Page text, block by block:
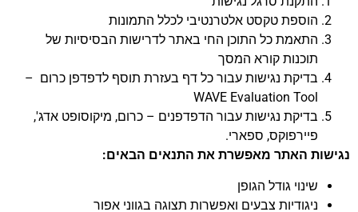
הוספת טקסט אלטרנטיבי לכלל התמונות
התאמת כל התוכן החי באתר לדרישות הבסיסיות של
תוכנות קורא המסך
בדיקת נגישות עבור כל דף בעזרת תוסף לדפדפן כרום –
WAVE Evaluation Tool
בדיקת נגישות עבור הדפדפנים – כרום, מיקוסופט אדג',
פיירפוקס, ספארי.
האתר מאפשרת את התנאים הבאים:
שינוי גודל הגופן
ניגודיות צבעים ואפשרות תצוגה בגווני אפור